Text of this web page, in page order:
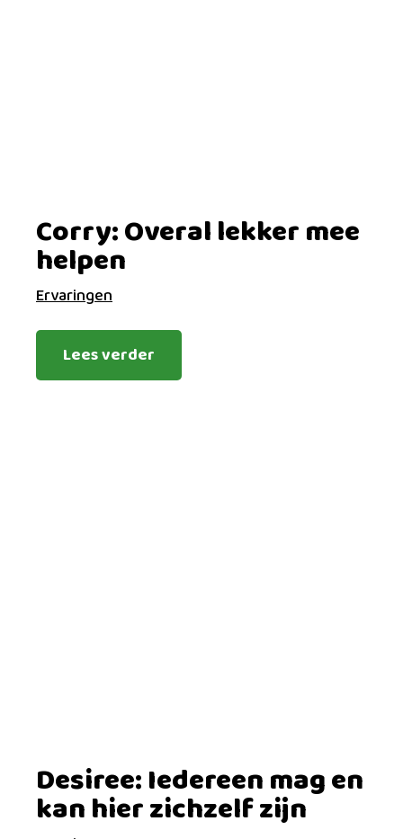
Corry: Overal lekker mee
helpen
Ervaringen
Lees verder
Desiree: Iedereen mag en
kan hier zichzelf zijn